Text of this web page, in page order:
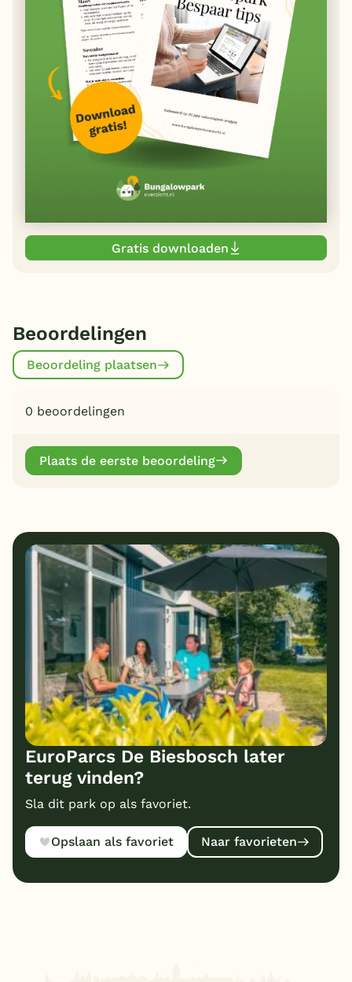
Gratis downloaden
Beoordelingen
Beoordeling plaatsen
0 beoordelingen
Plaats de eerste beoordeling
EuroParcs De Biesbosch later
terug vinden?
Sla dit park op als favoriet.
Opslaan als favoriet Naar favorieten